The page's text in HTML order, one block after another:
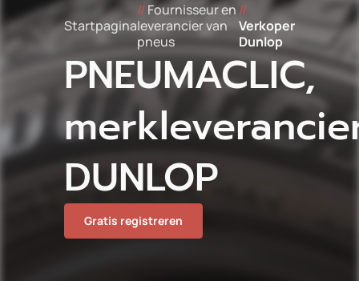
Startpagina
// Fournisseur en
leverancier van
pneus
//
Verkoper
Dunlop
PNEUMACLIC,
DUNLOP
Gratis registreren